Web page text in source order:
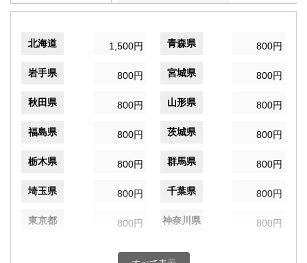
北海道 1,500円 青森県 800円
岩手県 800円 宮城県 800円
秋田県 800円 山形県 800円
福島県 800円 茨城県 800円
栃木県 800円 群馬県 800円
埼玉県 800円 千葉県 800円
東京都 800円 神奈川県 800円
800円 富山県